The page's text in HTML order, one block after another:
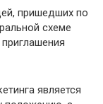
пришедших по
схеме
является